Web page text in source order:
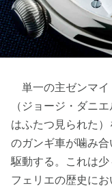
単一の主ゼンマイ
（ジョージ・ダニ
はふたつ見られた
のガンギ車が噛み
駆動する。これは少
フェリエの歴史に